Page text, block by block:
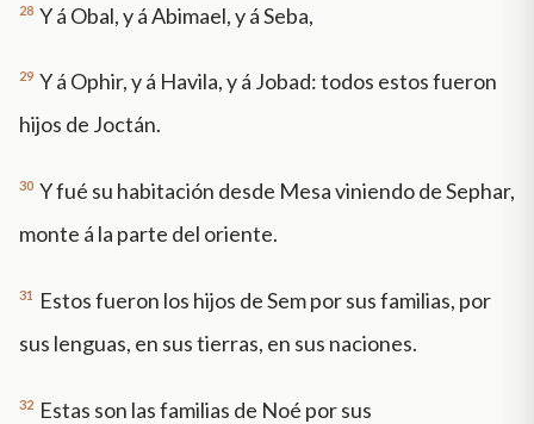
28 Y á Obal, y á Abimael, y á Seba,
29 Y á Ophir, y á Havila, y á Jobad: todos estos fueron
hijos de Joctán.
30 Y fué su habitación desde Mesa viniendo de Sephar,
monte á la parte del oriente.
31
Estos fueron los hijos de Sem por sus familias, por
sus lenguas, en sus tierras, en sus naciones.
32 Estas son las familias de Noé por sus